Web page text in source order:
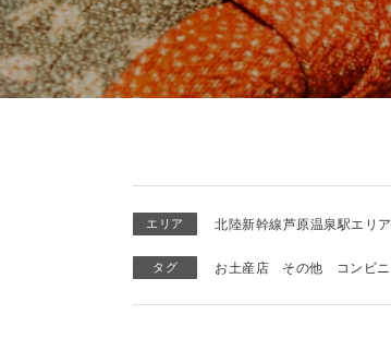
エリア 北陸新幹線芦原温泉駅エリア
タグ お土産店 その他 コンビニ